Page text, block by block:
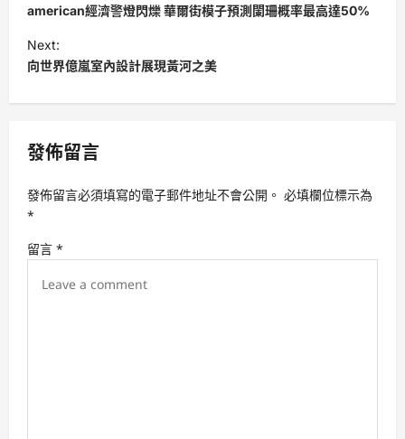
o
s
t
v
g
t
american經濟警燈閃爍 華爾街模子預測闌珊概率最高達50%
Next:
向世界億嵐室內設計展現黃河之美
發佈留言
發佈留言必須填寫的電子郵件地址不會公開。 必填欄位標示為
*
留言 *